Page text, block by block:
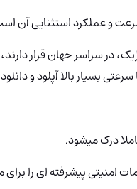
بسیار بالا آپلود و
امنیتی پیشرفته ای را